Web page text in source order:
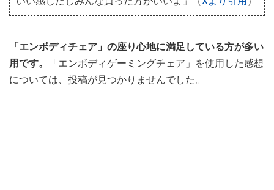
「エンボディチェア」の座り心地に満足している方が多い
用です。
「エンボディゲーミングチェア」を使用した感想
については、投稿が見つかりませんでした。